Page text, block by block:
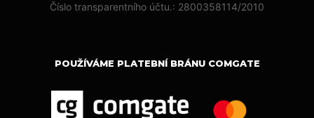
Číslo transparentního účtu.: 2800358114/2010
POUŽÍVÁME PLATEBNÍ BRÁNU COMGATE